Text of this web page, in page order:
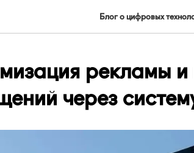
Блог о цифровых
рекламы
через